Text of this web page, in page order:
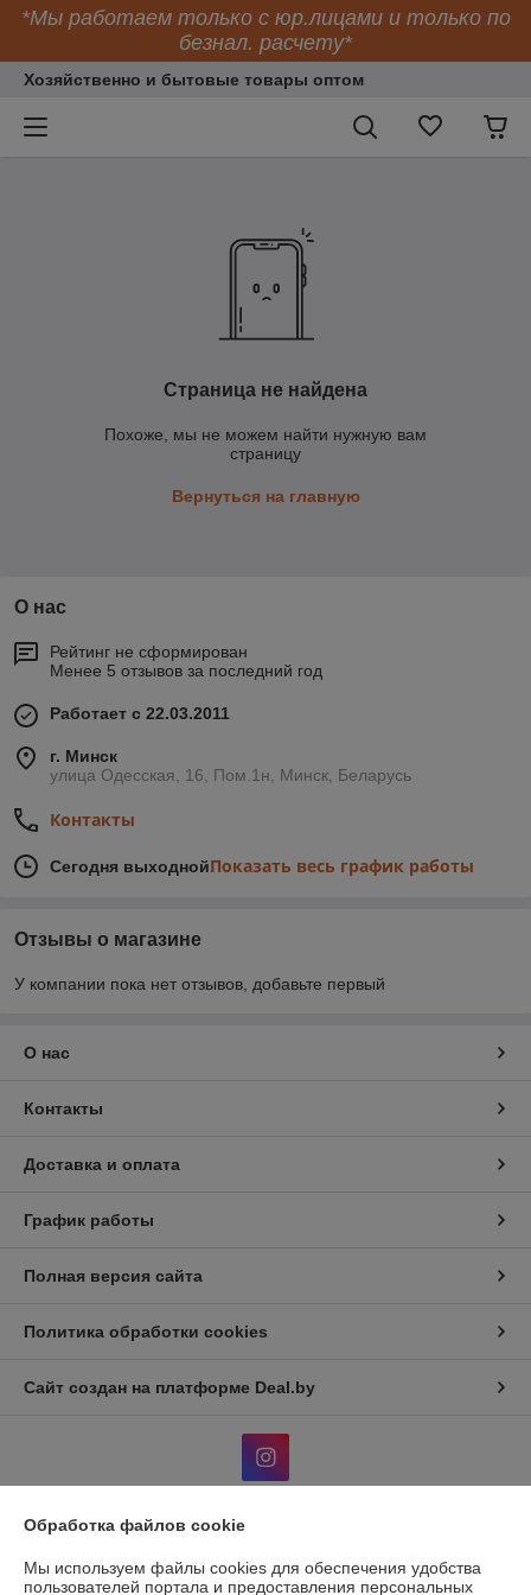
*Мы работаем только с юр.лицами и только по
безнал. расчету*
Хозяйственно и бытовые товары оптом
Страница не найдена
Похоже, мы не можем найти нужную вам
страницу
Вернуться на главную
О нас
Рейтинг не сформирован
Менее 5 отзывов за последний год
Работает с 22.03.2011
г. Минск
улица Одесская, 16, Пом.1н, Минск, Беларусь
Контакты
Сегодня выходнойПоказать весь график работы
Отзывы о магазине
У компании пока нет отзывов, добавьте первый
О нас
Контакты
Доставка и оплата
График работы
Полная версия сайта
Политика обработки cookies
Сайт создан на платформе Deal.by
Юридическое лицо:Общество с дополнительной отвественностью
Обработка файлов cookie
Мы используем файлы cookies для обеспечения удобства
пользователей портала и предоставления персональных